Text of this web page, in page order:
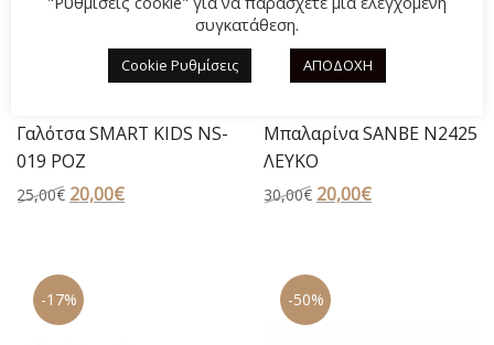
Γαλότσα SMART KIDS NS-
019 ΡΟΖ
25,00€ Original
25,00€.
20,00€Η
Μπαλαρίνα SANBE N2425
ΛΕΥΚΟ
30,00€ Original
30,00€.
20,00€Η
-17% -50%
συγκατάθεση.
Cookie Ρυθμίσεις ΑΠΟΔΟΧΗ